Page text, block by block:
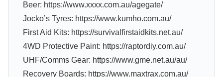
Beer: https://www.xxxx.com.au/agegate/
Jocko’s Tyres: https://www.kumho.com.au/
First Aid Kits: https://survivalfirstaidkits.net.au/
4WD Protective Paint: https://raptordiy.com.au/
UHF/Comms Gear: https://www.gme.net.au/au/
Recovery Boards: https://www.maxtrax.com.au/